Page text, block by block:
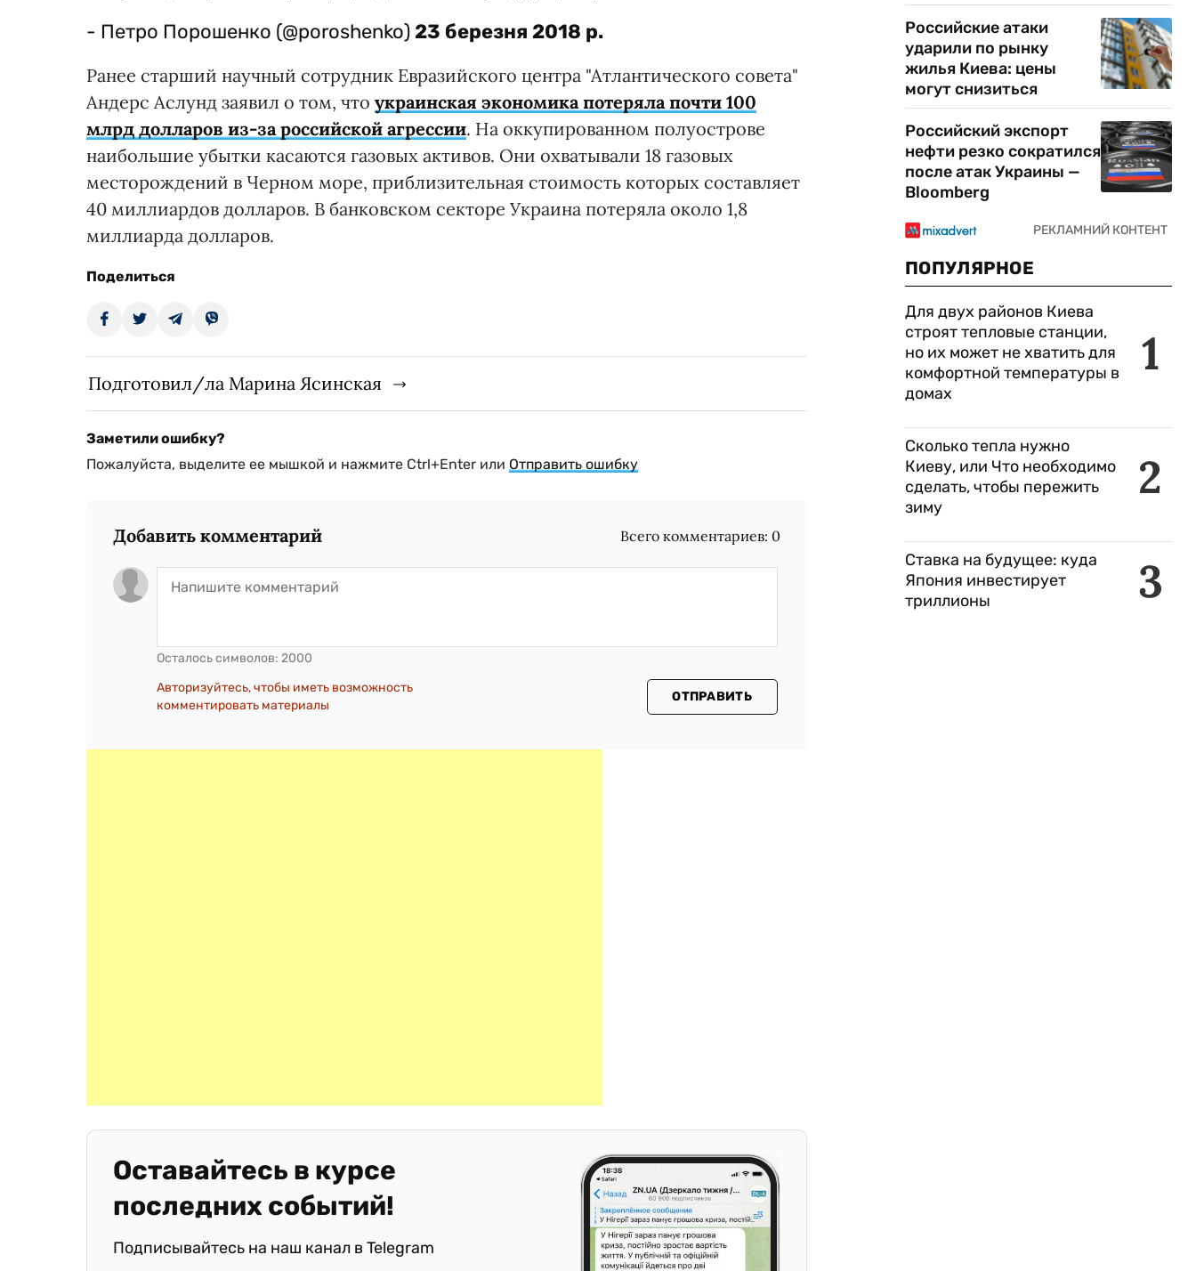
- Петро Порошенко (@poroshenko) 23 березня 2018 р.
Ранее старший научный сотрудник Евразийского центра "Атлантического совета"
Андерс Аслунд заявил о том, что украинская экономика потеряла почти 100
млрд долларов из-за российской агрессии. На оккупированном полуострове
наибольшие убытки касаются газовых активов. Они охватывали 18 газовых
месторождений в Черном море, приблизительная стоимость которых составляет
40 миллиардов долларов. В банковском секторе Украина потеряла около 1,8
миллиарда долларов.
Поделиться
Подготовил/ла Марина Ясинская
Заметили ошибку?
Пожалуйста, выделите ее мышкой и нажмите Ctrl+Enter или Отправить ошибку
Добавить комментарий Всего комментариев: 0
Осталось символов: 2000
Авторизуйтесь, чтобы иметь возможность
комментировать материалы
ОТПРАВИТЬ
Оставайтесь в курсе
последних событий!
Подписывайтесь на наш канал в Telegram
Российские атаки
ударили по рынку
жилья Киева: цены
могут снизиться
Российский экспорт
нефти резко сократился
после атак Украины —
Bloomberg
ПОПУЛЯРНОЕ
1
Для двух районов Киева
строят тепловые станции,
но их может не хватить для
комфортной температуры в
домах
2
Сколько тепла нужно
Киеву, или Что необходимо
сделать, чтобы пережить
зиму
3
Ставка на будущее: куда
Япония инвестирует
триллионы